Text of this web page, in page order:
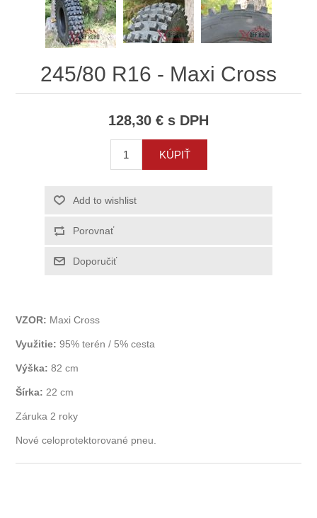
245/80 R16 - Maxi Cross
128,30 € s DPH
VZOR: Maxi Cross
Využitie: 95% terén / 5% cesta
Výška: 82 cm
Šírka: 22 cm
Záruka 2 roky
Nové celoprotektorované pneu.